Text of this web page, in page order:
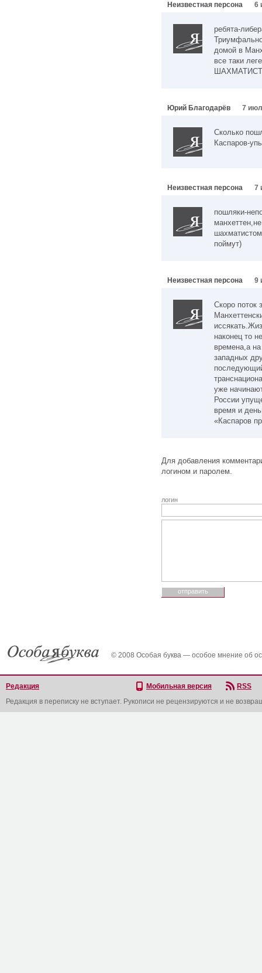
Неизвестная персона 6
ребята-
домой в
все таки
Юрий Благодарёв 7
Сколько
Каспаров-
Неизвестная персона 7
пошляки-
поймут)
Неизвестная персона 9
Скоро поток
наконец то
времена,а
западных
уже
России
время и
«Каспаров
Для добавления
логином и паролем.
логин
© 2008 Особая буква — особое мнение об
Редакция Мобильная версия
RSS
Редакция в переписку не вступает. Рукописи не рецензируются и не